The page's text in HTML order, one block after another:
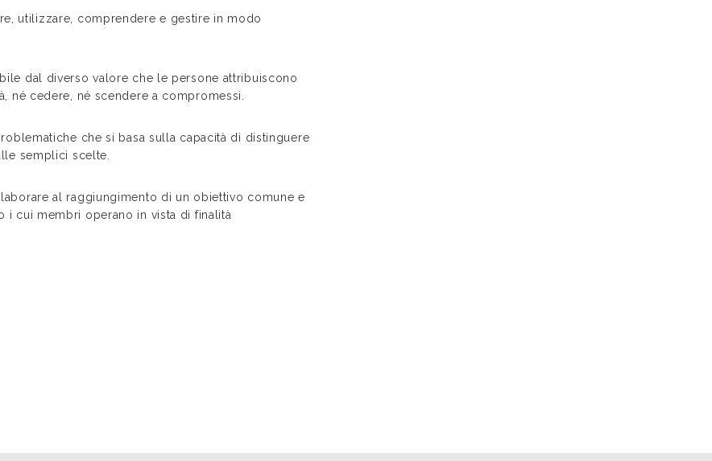
utilizzare, comprendere e gestire in modo
dal diverso valore che le persone attribuiscono
né cedere, né scendere a compromessi.
che si basa sulla capacità di distinguere
semplici scelte.
al raggiungimento di un obiettivo comune e
cui membri operano in vista di finalità